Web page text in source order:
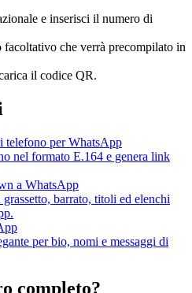
e inserisci il numero di
che verrà precompilato in
il codice QR.
telefono per WhatsApp
nel formato E.164 e genera link
a WhatsApp
barrato, titoli ed elenchi
per bio, nomi e messaggi di
completo?